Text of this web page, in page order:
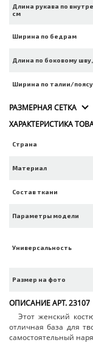
Длина рукава по
см
Ширина по бедрам
Длина по боковому
Ширина по талии/
РАЗМЕРНАЯ СЕТКА
ХАРАКТЕРИСТИКА
Страна
Материал
Состав ткани
Параметры модели
Универсальность
Размер на фото
ОПИСАНИЕ АРТ. 23107
Этот женский
отличная база для
самостоятельный